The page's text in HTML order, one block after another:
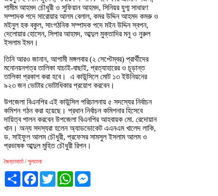
শামীম আহমদ চৌধুরী ও সুফিয়ান আহমদ, সিনিয়র যুগ্ম সাধারণ
সম্পাদক পদে সারোয়ার আলম বেলাল, কমর উদ্দিন আহমদ কমরু ও
মইনুল হক বকুল, সাংগঠনিক সম্পাদক পদে মইন উদ্দিন স্বপন,
দেলোয়ার হোসেন, সিপার আহমদ, আব্দুল মুক্তাদির মনু ও নুরুল
ইসলাম ইমন।
তিনি আরও জানান, আগামী মঙ্গলবার (২ সেপ্টেম্বর) প্রার্থীদের
মনোনয়নপত্র তালিকা যাচাই-বাছাই, প্রত্যাহারের ও চূড়ান্ত
তালিকা প্রকাশ করা হবে। এ কাউন্সিলে মোট ১৩ ইউনিয়নের
৯২৩ জন ভোটার ভোটাধিকার প্রয়োগ করবেন।
উপজেলা বিএনপির এই কাউন্সিল পরিচালনায় ৫ সদস্যের নির্বাচন
কমিশন গঠন করা হয়েছে। প্রধান নির্বাচন কমিশনার হিসেবে
দায়িত্ব পালন করবেন উপজেলা বিএনপির আহবায়ক মো. রেদোয়ান
খান। অন্য সদস্যরা হলেন অ্যাডভোকেট এএনএম খালেদ লাকি,
ড. সাইফুল আলম চৌধুরী, প্রফেসর সামসুল ইসলাম আলম ও
প্রভাষক আব্দুল মুহিত চৌধুরী রিপন।
জৈন্তাবার্তা / সুলতানা
Share Facebook
TwitterWhatsApp